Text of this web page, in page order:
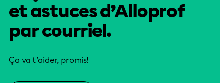
et astuces d’Alloprof
par courriel.
Ça va t’aider, promis!